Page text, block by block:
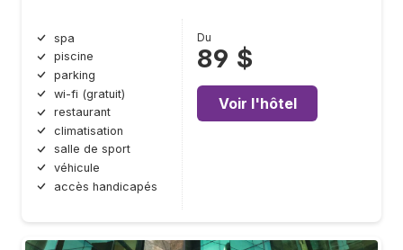
spa
piscine
parking
wi-fi (gratuit)
restaurant
climatisation
salle de sport
véhicule
accès handicapés
Du
89 $
Voir l'hôtel